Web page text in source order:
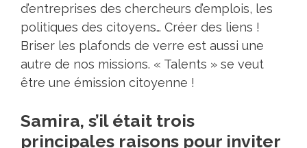
d’entreprises des chercheurs d’emplois, les
politiques des citoyens… Créer des liens !
Briser les plafonds de verre est aussi une
autre de nos missions. « Talents » se veut
être une émission citoyenne !
Samira, s’il était trois
principales raisons pour inviter